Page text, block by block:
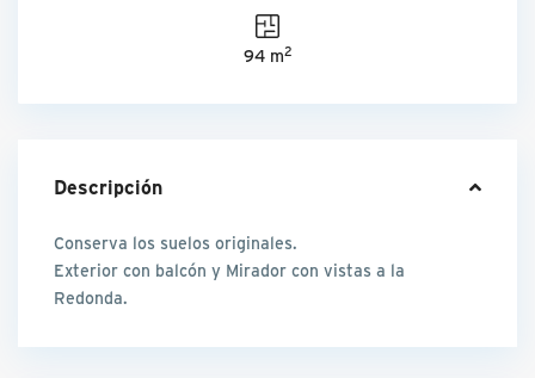
94 m2
Descripción
Conserva los suelos originales.
Exterior con balcón y Mirador con vistas a la
Redonda.